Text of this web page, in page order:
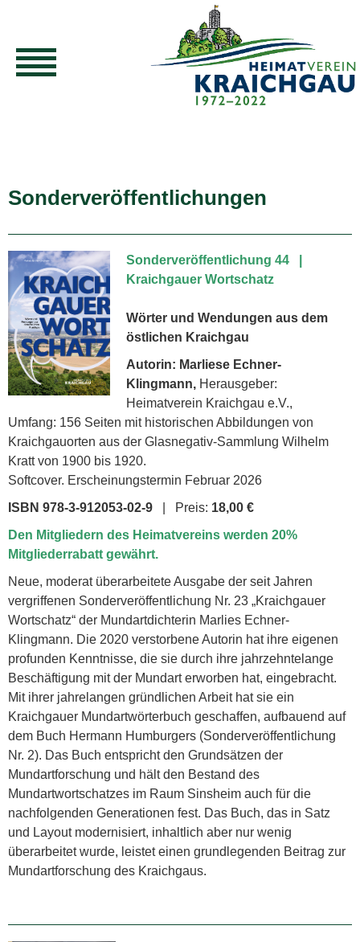
Sonderveröffentlichungen
Sonderveröffentlichung 44 |
Kraichgauer Wortschatz
Wörter und Wendungen aus dem
östlichen Kraichgau
Autorin: Marliese Echner-
Klingmann, Herausgeber:
Heimatverein Kraichgau e.V.,
Umfang: 156 Seiten mit historischen Abbildungen von
Kraichgauorten aus der Glasnegativ-Sammlung Wilhelm
Kratt von 1900 bis 1920.
Softcover. Erscheinungstermin Februar 2026
ISBN 978-3-912053-02-9 | Preis: 18,00 €
Den Mitgliedern des Heimatvereins werden 20%
Mitgliederrabatt gewährt.
Neue, moderat überarbeitete Ausgabe der seit Jahren
vergriffenen Sonderveröffentlichung Nr. 23 „Kraichgauer
Wortschatz“ der Mundartdichterin Marlies Echner-
Klingmann. Die 2020 verstorbene Autorin hat ihre eigenen
profunden Kenntnisse, die sie durch ihre jahrzehntelange
Beschäftigung mit der Mundart erworben hat, eingebracht.
Mit ihrer jahrelangen gründlichen Arbeit hat sie ein
Kraichgauer Mund­artwörterbuch geschaffen, aufbauend auf
dem Buch Hermann Humburgers (Sonderveröffentlichung
Nr. 2). Das Buch entspricht den Grundsätzen der
Mundartforschung und hält den Bestand des
Mundartwortschatzes im Raum Sinsheim auch für die
nachfolgenden Generationen fest. Das Buch, das in Satz
und Layout modernisiert, inhaltlich aber nur wenig
überarbeitet wurde, leistet einen grundlegenden Beitrag zur
Mundartforschung des Kraichgaus.